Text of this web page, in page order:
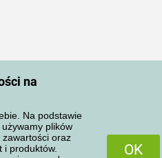
na
Na podstawie
plików
oraz
i produktów.
OK